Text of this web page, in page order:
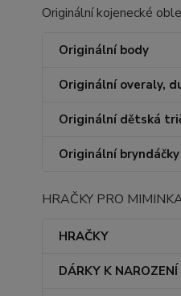
Originální kojenecké
Originální body
Originální overaly,
Originální dětská
Originální bryndáčky
HRAČKY PRO
HRAČKY
DÁRKY K NAROZENÍ